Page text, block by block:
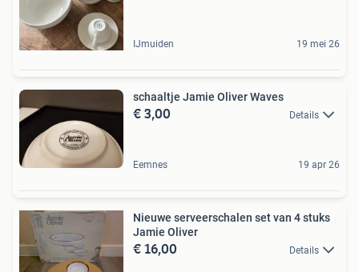
IJmuiden 19 mei 26
schaaltje Jamie Oliver Waves
€ 3,00 Details
Eemnes 19 apr 26
Nieuwe serveerschalen set van 4 stuks
Jamie Oliver
€ 16,00 Details